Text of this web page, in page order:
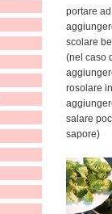
portare
scolare
(nel caso
rosolare
salare
sapore)